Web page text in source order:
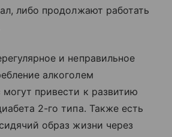
либо продолжают работать
и неправильное
алкоголем
привести к развитию
2-го типа. Также есть
образ жизни через